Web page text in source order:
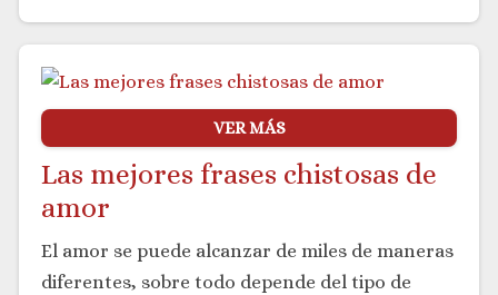
VER MÁS
Las mejores frases chistosas de
amor
El amor se puede alcanzar de miles de maneras
diferentes, sobre todo depende del tipo de